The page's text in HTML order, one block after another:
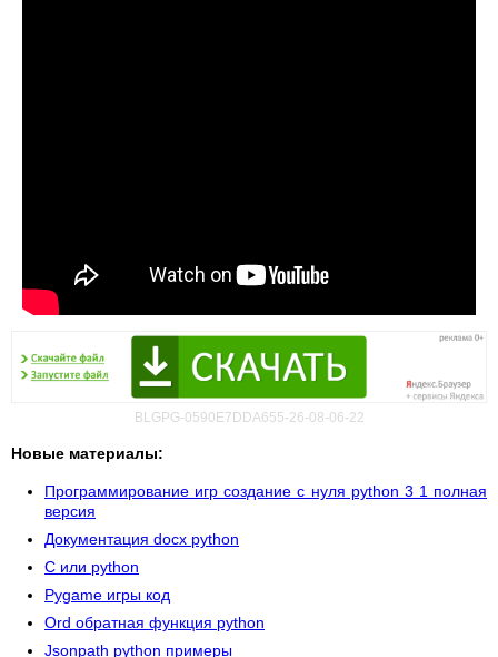
BLGPG-0590E7DDA655-26-08-06-22
Новые материалы:
Программирование игр создание с нуля python 3 1 полная
версия
Документация docx python
C или python
Pygame игры код
Ord обратная функция python
Jsonpath python примеры